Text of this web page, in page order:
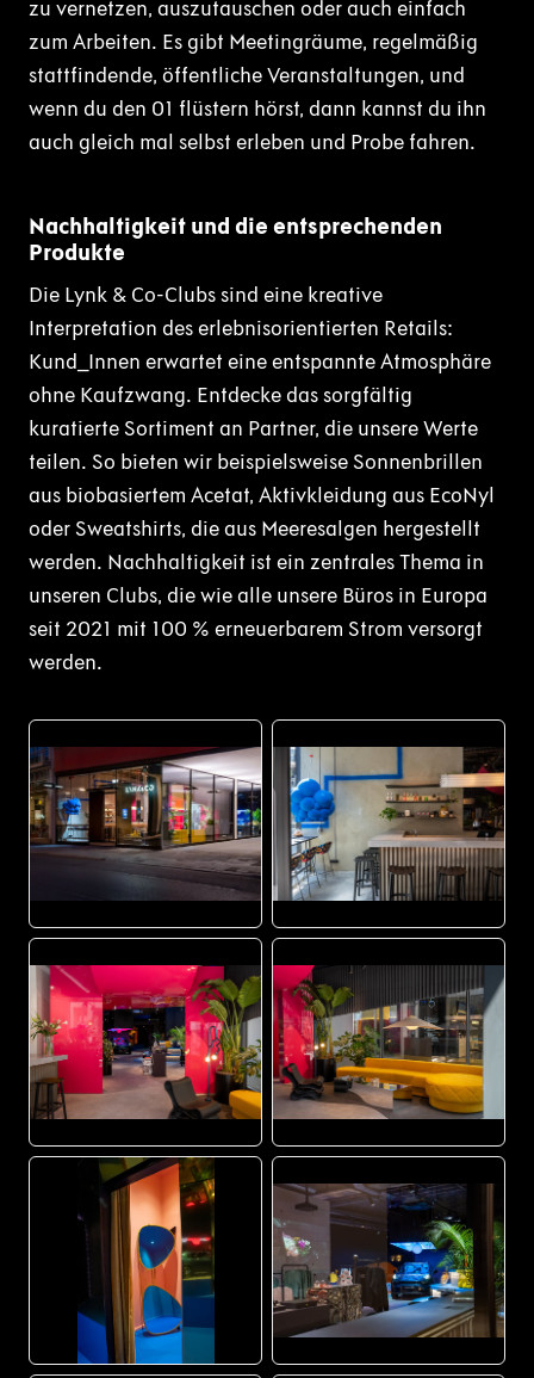
zu vernetzen, auszutauschen oder auch einfach
zum Arbeiten. Es gibt Meetingräume, regelmäßig
stattfindende, öffentliche Veranstaltungen, und
wenn du den 01 flüstern hörst, dann kannst du ihn
auch gleich mal selbst erleben und Probe fahren.
Nachhaltigkeit und die entsprechenden
Produkte
Die Lynk & Co-Clubs sind eine kreative
Interpretation des erlebnisorientierten Retails:
Kund_Innen erwartet eine entspannte Atmosphäre
ohne Kaufzwang. Entdecke das sorgfältig
kuratierte Sortiment an Partner, die unsere Werte
teilen. So bieten wir beispielsweise Sonnenbrillen
aus biobasiertem Acetat, Aktivkleidung aus EcoNyl
oder Sweatshirts, die aus Meeresalgen hergestellt
werden. Nachhaltigkeit ist ein zentrales Thema in
unseren Clubs, die wie alle unsere Büros in Europa
seit 2021 mit 100 % erneuerbarem Strom versorgt
werden.
JPG JPG
JPG JPG
JPG